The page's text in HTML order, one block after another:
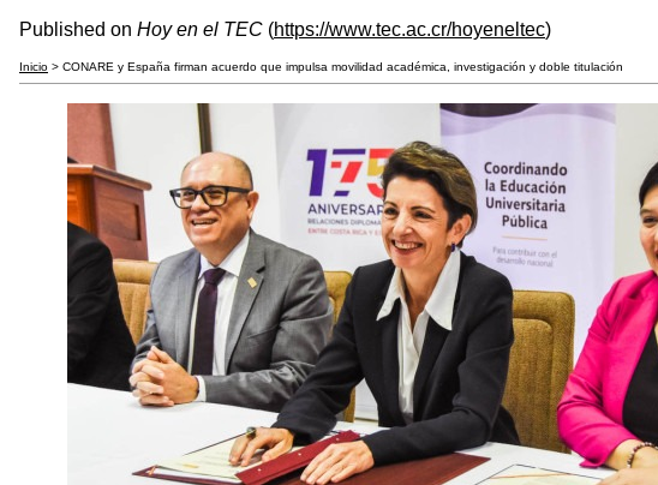
Published on Hoy en el TEC (https://www.tec.ac.cr/hoyeneltec)
Inicio > CONARE y España firman acuerdo que impulsa movilidad académica, investigación y doble titulación